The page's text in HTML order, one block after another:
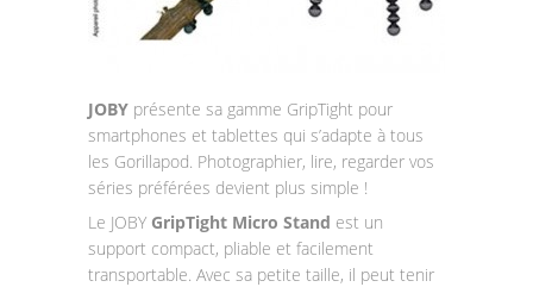
JOBY présente sa gamme GripTight pour
smartphones et tablettes qui s’adapte à tous
les Gorillapod. Photographier, lire, regarder vos
séries préférées devient plus simple !
Le JOBY GripTight Micro Stand est un
support compact, pliable et facilement
transportable. Avec sa petite taille, il peut tenir